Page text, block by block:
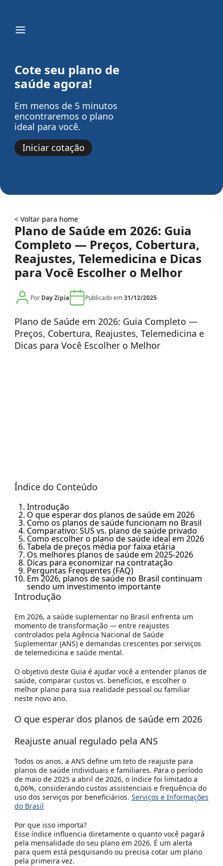
Cote seu plano de
saúde agora!
Em menos de 5 minutos
encontraremos o plano
ideal para você.
Iniciar cotação
< Voltar para home
Plano de Saúde em 2026: Guia
Completo — Preços, Cobertura,
Reajustes, Telemedicina e Dicas
para Você Escolher o Melhor
Por Day Zipia Publicado em31/12/2025
Plano de Saúde em 2026: Guia Completo —
Preços, Cobertura, Reajustes, Telemedicina e
Dicas para Você Escolher o Melhor
Índice do Conteúdo
Introdução
O que esperar dos planos de saúde em 2026
Como os planos de saúde funcionam no Brasil
Comparativo: SUS vs. plano de saúde privado
Como escolher o plano de saúde ideal em 2026
Tabela de preços média por faixa etária
Os melhores planos de saúde em 2025-2026
Dicas para economizar na contratação
Perguntas Frequentes (FAQ)
Em 2026, planos de saúde no Brasil continuam
sendo um investimento importante
Introdução
Em 2026, a saúde suplementar no Brasil enfrenta um
momento de transformação — entre reajustes
controlados pela Agência Nacional de Saúde
Suplementar (ANS) e demandas crescentes por serviços
de telemedicina e saúde mental.
O objetivo deste Guia é ajudar você a entender planos de
saúde, comparar custos vs. benefícios, e escolher o
melhor plano para sua realidade pessoal ou familiar
neste novo ano.
O que esperar dos planos de saúde em 2026
Reajuste anual regulado pela ANS
Todos os anos, a ANS define um teto de reajuste para
planos de saúde individuais e familiares. Para o período
de maio de 2025 a abril de 2026, o índice foi limitado a
6,06%, considerando custos assistenciais e frequência do
uso dos serviços por beneficiários. Serviços e Informações
do Brasil
Por que isso importa?
Esse índice influencia diretamente o quanto você pagará
pela mensalidade do seu plano em 2026. É um alerta
para quem está pesquisando ou precisa cotar um plano
pela primeira vez.